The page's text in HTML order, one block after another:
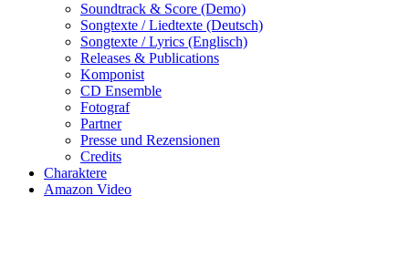
Soundtrack & Score (Demo)
Songtexte / Liedtexte (Deutsch)
Songtexte / Lyrics (Englisch)
Releases & Publications
Komponist
CD Ensemble
Fotograf
Partner
Presse und Rezensionen
Credits
Charaktere
Amazon Video